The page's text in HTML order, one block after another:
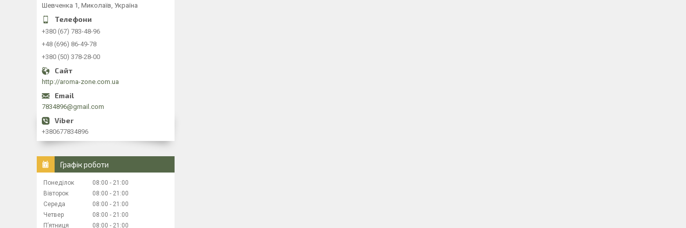
Шевченка 1, Миколаїв, Україна
+380 (67) 783-48-96
+48 (696) 86-49-78
+380 (50) 378-28-00
http://aroma-zone.com.ua
7834896@gmail.com
+380677834896
Графік роботи
Понеділок 08:00
21:00
Вівторок
08:00
21:00
Середа
08:00
21:00
Четвер
08:00
21:00
Пʼятниця
08:00 21:00